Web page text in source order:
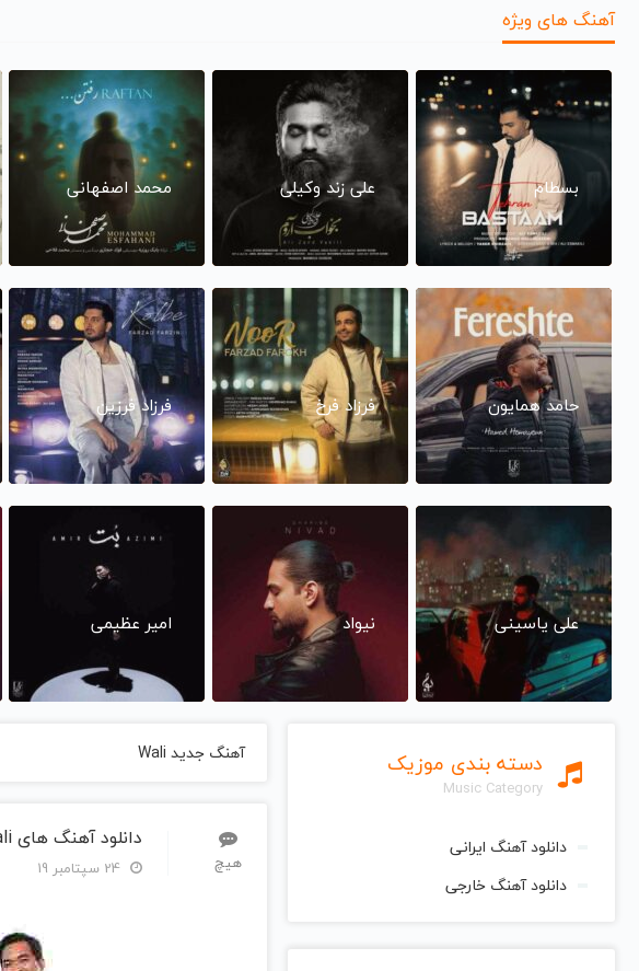
آهنگ های ویژه
بسطام علی زند وکیلی محمد اصفهانی
حامد همایون فرزاد فرخ فرزاد فرزین
علی یاسینی نیواد امیر عظیمی
دسته بندی موزیک
Music Category
دانلود آهنگ ایرانی
دانلود آهنگ خارجی
آهنگ جدید Wali
هیچ
دانلود آهنگ های Wali | Wali